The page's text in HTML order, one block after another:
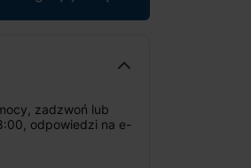
zadzwoń lub
odpowiedzi na e-